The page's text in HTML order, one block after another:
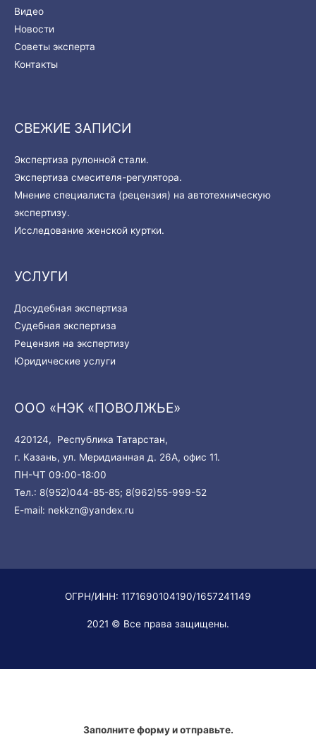
Видео
Новости
Советы эксперта
Контакты
СВЕЖИЕ ЗАПИСИ
Экспертиза рулонной стали.
Экспертиза смесителя-регулятора.
Мнение специалиста (рецензия) на автотехническую
экспертизу.
Исследование женской куртки.
УСЛУГИ
Досудебная экспертиза
Судебная экспертиза
Рецензия на экспертизу
Юридические услуги
ООО «НЭК «ПОВОЛЖЬЕ»
420124, Республика Татарстан,
г. Казань, ул. Меридианная д. 26А, офис 11.
ПН-ЧТ 09:00-18:00
Тел.: 8(952)044-85-85; 8(962)55-999-52
E-mail: nekkzn@yandex.ru
ОГРН/ИНН: 1171690104190/1657241149
2021 © Все права защищены.
Заполните форму и отправьте.